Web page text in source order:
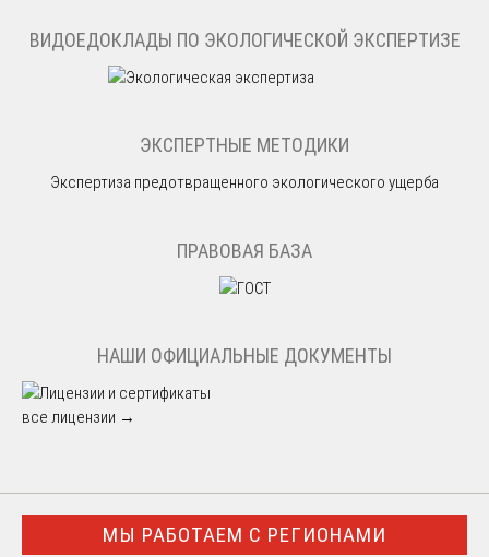
ВИДОЕДОКЛАДЫ ПО ЭКОЛОГИЧЕСКОЙ ЭКСПЕРТИЗЕ
ЭКСПЕРТНЫЕ МЕТОДИКИ
Экспертиза предотвращенного экологического ущерба
ПРАВОВАЯ БАЗА
НАШИ ОФИЦИАЛЬНЫЕ ДОКУМЕНТЫ
все лицензии →
МЫ РАБОТАЕМ С РЕГИОНАМИ